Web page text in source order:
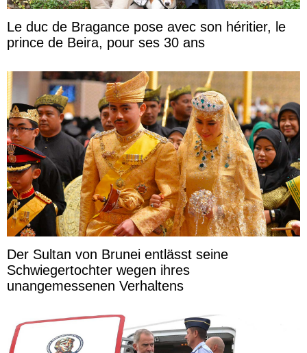
Le duc de Bragance pose avec son héritier, le
prince de Beira, pour ses 30 ans
Der Sultan von Brunei entlässt seine
Schwiegertochter wegen ihres
unangemessenen Verhaltens